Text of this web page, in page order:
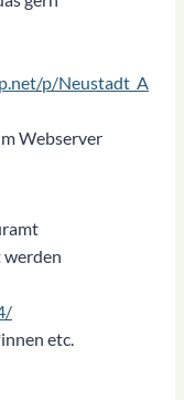
p/Neustadt_A
Webserver
etc.